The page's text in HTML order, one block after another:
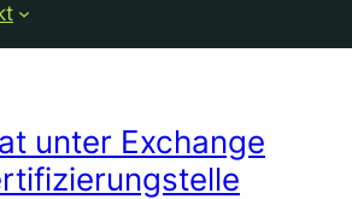
unter Exchange